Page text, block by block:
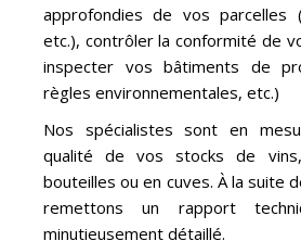
approfondies de vos parcelles
etc.), contrôler la conformité de
inspecter vos bâtiments de
règles environnementales, etc.)
Nos spécialistes sont en
qualité de vos stocks de
bouteilles ou en cuves. À la suite
remettons un rapport
minutieusement détaillé.